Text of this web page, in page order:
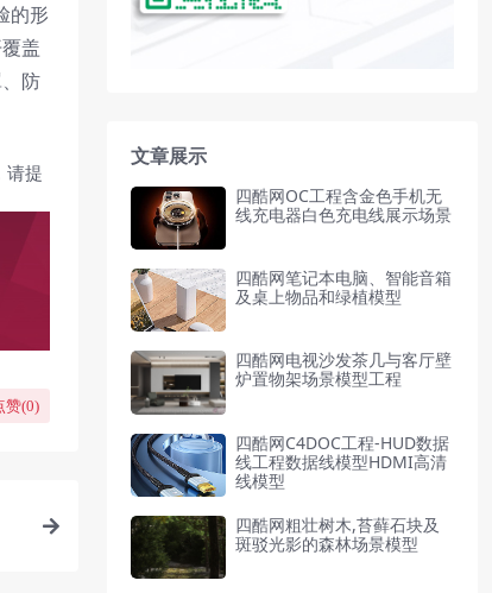
的形
盖
防
请提
赞(0)
文章展示
四酷网OC工程含金色手机无
线充电器白色充电线展示场景
四酷网笔记本电脑、智能音箱
及桌上物品和绿植模型
四酷网电视沙发茶几与客厅壁
炉置物架场景模型工程
四酷网C4DOC工程-HUD数据
线工程数据线模型HDMI高清
线模型
四酷网粗壮树木,苔藓石块及
斑驳光影的森林场景模型